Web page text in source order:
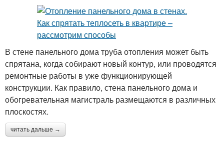
В стене панельного дома труба отопления может быть
спрятана, когда собирают новый контур, или проводятся
ремонтные работы в уже функционирующей
конструкции. Как правило, стена панельного дома и
обогревательная магистраль размещаются в различных
плоскостях.
читать дальше →